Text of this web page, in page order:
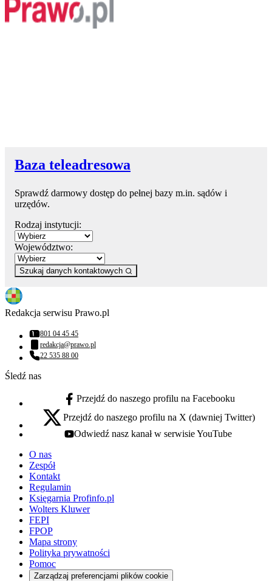
Baza teleadresowa
Sprawdź darmowy dostęp do pełnej bazy m.in. sądów i
urzędów.
Rodzaj instytucji:
Województwo:
Szukaj danych kontaktowych
Redakcja serwisu Prawo.pl
Numer telefonu:
801 04 45 45
Adres email:
redakcja@prawo.pl
Numer telefonu:
22 535 88 00
Śledź nas
facebook - otwiera się w nowej karcie
Przejdź do naszego profilu na Facebooku
x - otwiera się w nowej karcie
Przejdź do naszego profilu na X (dawniej Twitter)
youtube - otwiera się w nowej karcie
Odwiedź nasz kanał w serwisie YouTube
O nas
Zespół
Kontakt
Regulamin
Księgarnia Profinfo.pl
Wolters Kluwer
FEPI
FPOP
Mapa strony
Polityka prywatności
Pomoc
Zarządzaj preferencjami plików cookie